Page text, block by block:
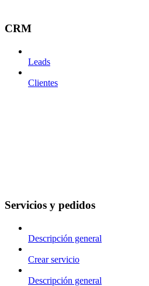
CRM
Leads
Clientes
Servicios y pedidos
Descripción general
Crear servicio
Descripción general